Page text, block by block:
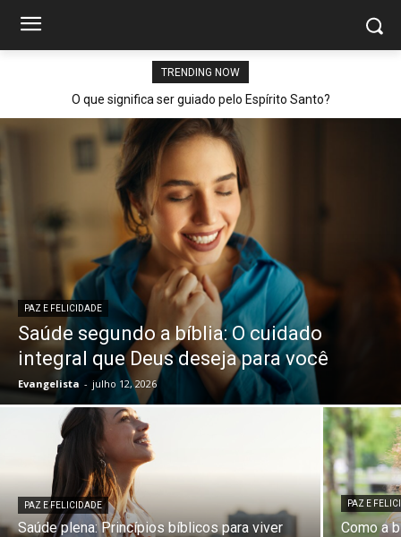
TRENDING NOW
O que significa ser guiado pelo Espírito Santo?
PAZ E FELICIDADE
Saúde segundo a bíblia: O cuidado
integral que Deus deseja para você
Evangelista - julho 12, 2026
PAZ E FELICIDADE
Saúde plena: Princípios bíblicos para viver
PAZ E
Como a